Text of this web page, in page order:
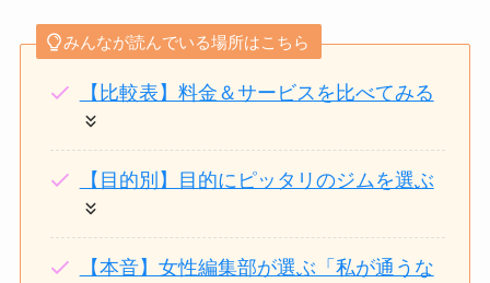
みんなが読んでいる場所はこちら
【比較表】料金＆サービスを比べてみる
【目的別】目的にピッタリのジムを選ぶ
【本音】女性編集部が選ぶ「私が通うな